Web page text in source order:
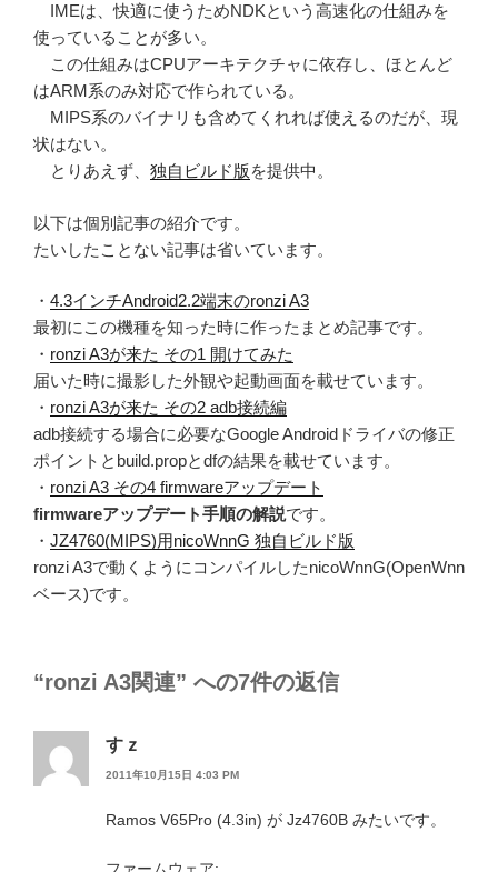
IMEは、快適に使うためNDKという高速化の仕組みを
使っていることが多い。
この仕組みはCPUアーキテクチャに依存し、ほとんど
はARM系のみ対応で作られている。
MIPS系のバイナリも含めてくれれば使えるのだが、現
状はない。
とりあえず、 独自ビルド版を提供中。
以下は個別記事の紹介です。
たいしたことない記事は省いています。
・ 4.3インチAndroid2.2端末のronzi A3
最初にこの機種を知った時に作ったまとめ記事です。
・ ronzi A3が来た その1 開けてみた
届いた時に撮影した外観や起動画面を載せています。
・ ronzi A3が来た その2 adb接続編
adb接続する場合に必要なGoogle Androidドライバの修正
ポイントとbuild.propとdfの結果を載せています。
・ ronzi A3 その4 firmwareアップデート
firmwareアップデート手順の解説です。
・ JZ4760(MIPS)用nicoWnnG 独自ビルド版
ronzi A3で動くようにコンパイルしたnicoWnnG(OpenWnn
ベース)です。
“ronzi A3関連” への7件の返信
すｚ
2011年10月15日 4:03 PM
Ramos V65Pro (4.3in) が Jz4760B みたいです。